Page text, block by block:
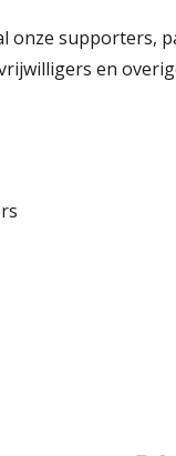
onze supporters,
en